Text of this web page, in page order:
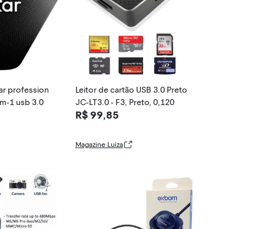
profession
1 usb 3.0
Leitor de cartão USB 3.0 Preto
JC-LT3.0 - F3, Preto, 0,120
R$ 99,85
Magazine Luiza